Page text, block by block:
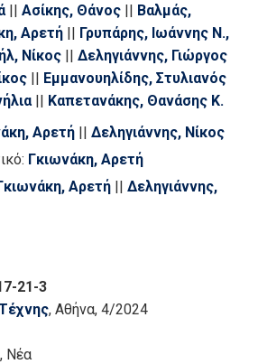
|| Ασίκης, Θάνος || Βαλμάς,
Αρετή || Γρυπάρης, Ιωάννης Ν.,
Νίκος || Δεληγιάννης, Γιώργος
|| Εμμανουηλίδης, Στυλιανός
|| Καπετανάκης, Θανάσης Κ.
Γ., 1896-1928 ||
Κολοβού -
|| Κονδυλοπούλου, Ασπασία
||
|| Κυριαζίδου, Σοφία
Λιανός, Νίκος || Λουκαδάκου,
|| Ντικμπασάνης, Χρήστος
|| Παλασίδης, Παναγιώτης
Θ.
Πιτερού, Δάφνη
Αρετή || Δεληγιάννης, Νίκος
Γκιωνάκη, Αρετή
Αρετή || Δεληγιάννης,
21-3
, Αθήνα, 4/2024
Νέα